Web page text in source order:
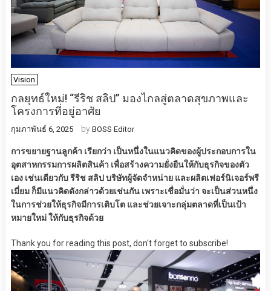
Vision
กลยุทธ์ใหม่! “รีริช สลิป” มองไกลสู่ตลาดสุขภาพและ
โครงการที่อยู่อาศัย
กุมภาพันธ์ 6, 2025 by BOSS Editor
การขยายฐานลูกค้า เรียกว่า เป็นหนึ่งในแนวคิดของผู้ประกอบการใน
อุตสาหกรรมการผลิตสินค้า เพื่อสร้างความยั่งยืนให้กับธุรกิจของตัว
เอง เช่นเดียวกับ รีริช สลิป บริษัทผู้จัดจำหน่าย และผลิตเฟอร์นิเจอร์พรี
เมี่ยม ก็มีแนวคิดดังกล่าวด้วยเช่นกัน เพราะเชื่อมั่นว่า จะเป็นส่วนหนึ่ง
ในการช่วยให้ธุรกิจมีการเติบโต และช่วยเจาะกลุ่มตลาดที่เป็นเป้า
หมายใหม่ ให้กับธุรกิจด้วย
Thank you for reading this post, don't forget to subscribe!